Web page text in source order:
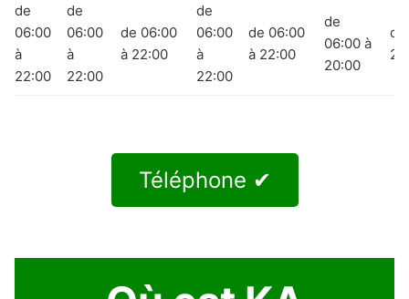
de
06:00
à
22:00
de
06:00
à
22:00
de 06:00
à 22:00
de
06:00
à
22:00
de 06:00
à 22:00
de
06:00 à
20:00
de
Téléphone ✔